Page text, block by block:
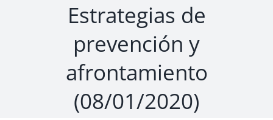
Estrategias de
prevención y
afrontamiento
(08/01/2020)